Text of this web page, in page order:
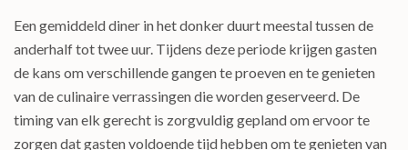
Een gemiddeld diner in het donker duurt meestal tussen de
anderhalf tot twee uur. Tijdens deze periode krijgen gasten
de kans om verschillende gangen te proeven en te genieten
van de culinaire verrassingen die worden geserveerd. De
timing van elk gerecht is zorgvuldig gepland om ervoor te
zorgen dat gasten voldoende tijd hebben om te genieten van